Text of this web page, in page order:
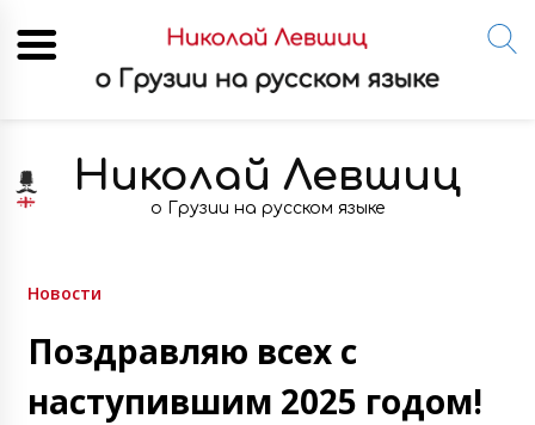
content
Николай Левшиц
о Грузии на русском языке
Новости
Поздравляю всех с
наступившим 2025 годом!